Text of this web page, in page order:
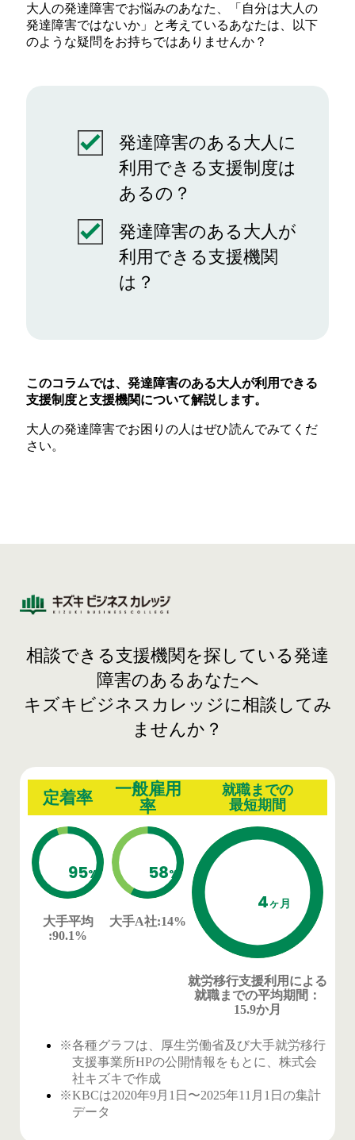
大人の発達障害でお悩みのあなた、「自分は大人の
発達障害ではないか」と考えているあなたは、以下
のような疑問をお持ちではありませんか？
発達障害のある大人に
利用できる支援制度は
あるの？
発達障害のある大人が
利用できる支援機関
は？
このコラムでは、発達障害のある大人が利用できる
支援制度と支援機関について解説します。
大人の発達障害でお困りの人はぜひ読んでみてくだ
さい。
相談できる支援機関を探している発達
障害のあるあなたへ
キズキビジネスカレッジに相談してみ
ませんか？
定着率
95%
大手平均
:90.1%
一般雇用
率
58%
大手A社:14%
就職までの
最短期間
4ヶ月
就労移行支援利用による
就職までの平均期間 ：
15.9か月
※各種グラフは、厚生労働省及び大手就労移行
支援事業所HPの公開情報をもとに、株式会
社キズキで作成
※KBCは2020年9月1日〜2025年11月1日の集計
データ